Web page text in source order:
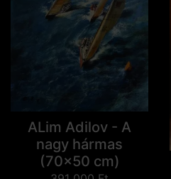
ALim Adilov - A
nagy hármas
(70x50 cm)